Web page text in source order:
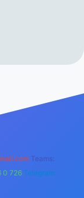
Teams:
0 726 Telegram: